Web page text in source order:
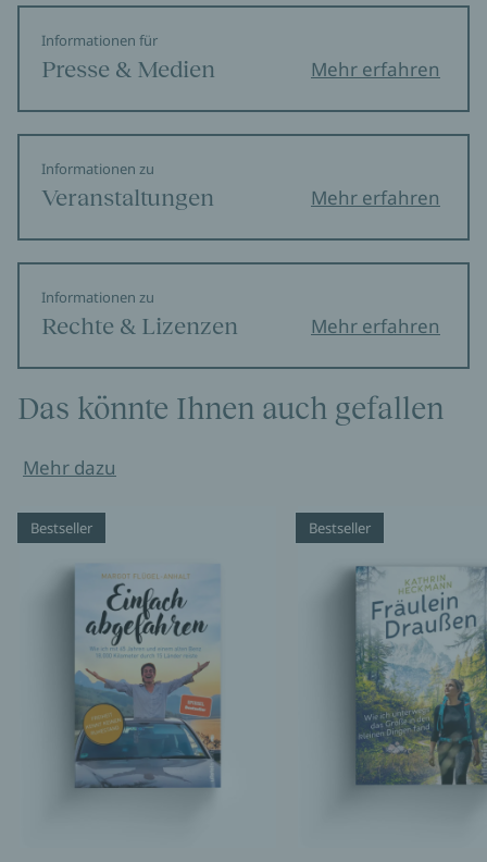
Informationen für
Presse & Medien Mehr erfahren
Informationen zu
Veranstaltungen Mehr erfahren
Informationen zu
Rechte & Lizenzen Mehr erfahren
Das könnte Ihnen auch gefallen
Mehr dazu
Bestseller Bestseller